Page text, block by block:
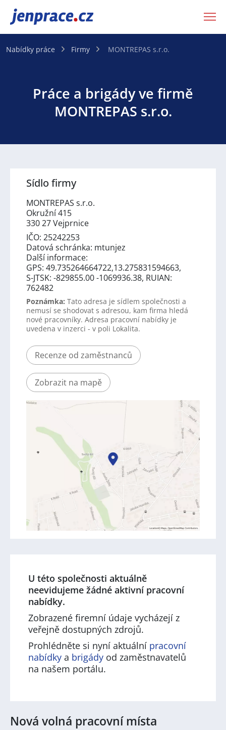
JenPráce.cz
Nabídky práce Firmy MONTREPAS s.r.o.
Práce a brigády ve firmě
MONTREPAS s.r.o.
Sídlo firmy
MONTREPAS s.r.o.
Okružní 415
330 27 Vejprnice
IČO: 25242253
Datová schránka: mtunjez
Další informace:
GPS: 49.735264664722,13.275831594663,
S-JTSK: -829855.00 -1069936.38, RUIAN:
762482
Poznámka: Tato adresa je sídlem společnosti a
nemusí se shodovat s adresou, kam firma hledá
nové pracovníky. Adresa pracovní nabídky je
uvedena v inzerci - v poli Lokalita.
Recenze od zaměstnanců
Zobrazit na mapě
U této společnosti aktuálně
neevidujeme žádné aktivní pracovní
nabídky.
Zobrazené firemní údaje vycházejí z
veřejně dostupných zdrojů.
Prohlédněte si nyní aktuální pracovní
nabídky a brigády od zaměstnavatelů
na našem portálu.
Nová volná pracovní místa